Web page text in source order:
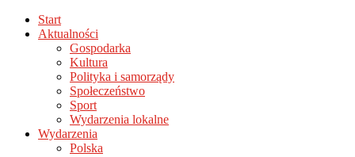
Start
Aktualności
Gospodarka
Kultura
Polityka i samorządy
Społeczeństwo
Sport
Wydarzenia lokalne
Wydarzenia
Polska